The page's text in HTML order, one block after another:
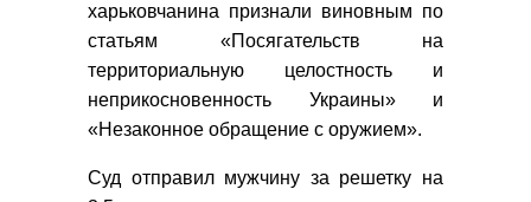
харьковчанина признали виновным по
статьям «Посягательств на
территориальную целостность и
неприкосновенность Украины» и
«Незаконное обращение с оружием».
Суд отправил мужчину за решетку на